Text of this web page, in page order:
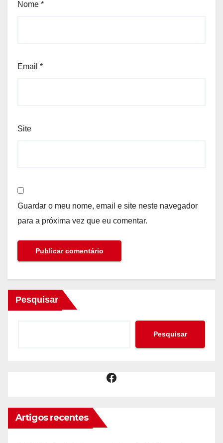
Nome *
Email *
Site
Guardar o meu nome, email e site neste navegador
para a próxima vez que eu comentar.
Pesquisar
Pesquisar
Facebook
Artigos recentes